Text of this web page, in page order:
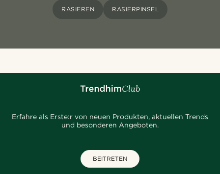
RASIEREN RASIERPINSEL
Erfahre als Erste:r von neuen Produkten, aktuellen Trends
und besonderen Angeboten.
BEITRETEN